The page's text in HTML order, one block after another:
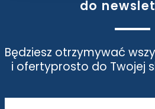
do
Będziesz otrzymywać
i ofertyprosto do Twojej